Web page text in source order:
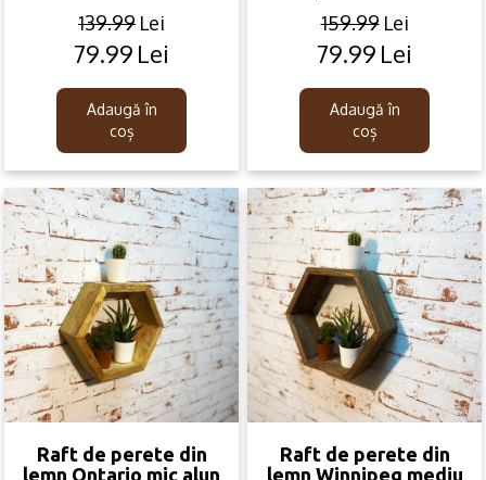
139.99 Lei
Original
was:
139.99lei.
79.99 Lei
Current
is:
79.99lei.
Adaugă în
coș
159.99 Lei
Original
was:
159.99lei.
79.99 Lei
Current
is:
79.99lei.
Adaugă în
coș
Raft de perete din
lemn Ontario mic alun
Raft de perete din
lemn Winnipeg mediu